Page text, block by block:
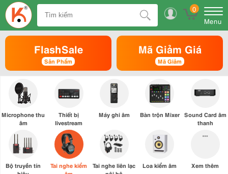
0
Menu
FlashSale
Sản Phẩm
Mã Giảm Giá
Mã Giảm
Microphone thu
âm
Thiết bị
livestream
Máy ghi âm Bàn trộn Mixer
Sound Card âm
thanh
Bộ truyền tín
Tai nghe kiểm
Tai nghe liên lạc
Loa kiểm âm Xem thêm